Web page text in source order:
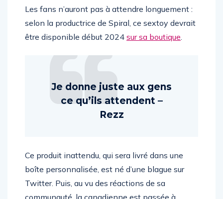
nom de Twitter.
Les fans n’auront pas à attendre longuement :
selon la productrice de Spiral, ce sextoy devrait
Je donne juste aux gens
ce qu’ils attendent –
Ce produit inattendu, qui sera livré dans une
boîte personnalisée, est né d’une blague sur
Twitter. Puis, au vu des réactions de sa